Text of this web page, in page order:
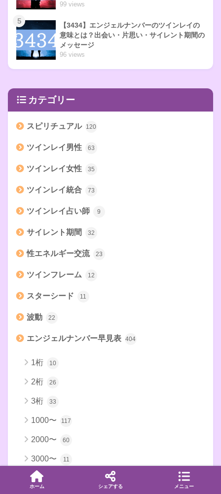
99 views
5
【3434】エンジェルナンバーのツインレイの
意味とは？出会い・片思い・サイレント期間の
メッセージ
96 views
カテゴリー
スピリチュアル 120
ツインレイ男性 63
ツインレイ女性 35
ツインレイ統合 73
ツインレイ占い師 9
サイレント期間 32
性エネルギー交流 23
ツインフレーム 12
スターシード 11
波動 22
エンジェルナンバー早見表 404
1桁 10
2桁 26
3桁 33
1000〜 117
2000〜 60
3000〜 11
4000〜
ホーム シェアする メニュー